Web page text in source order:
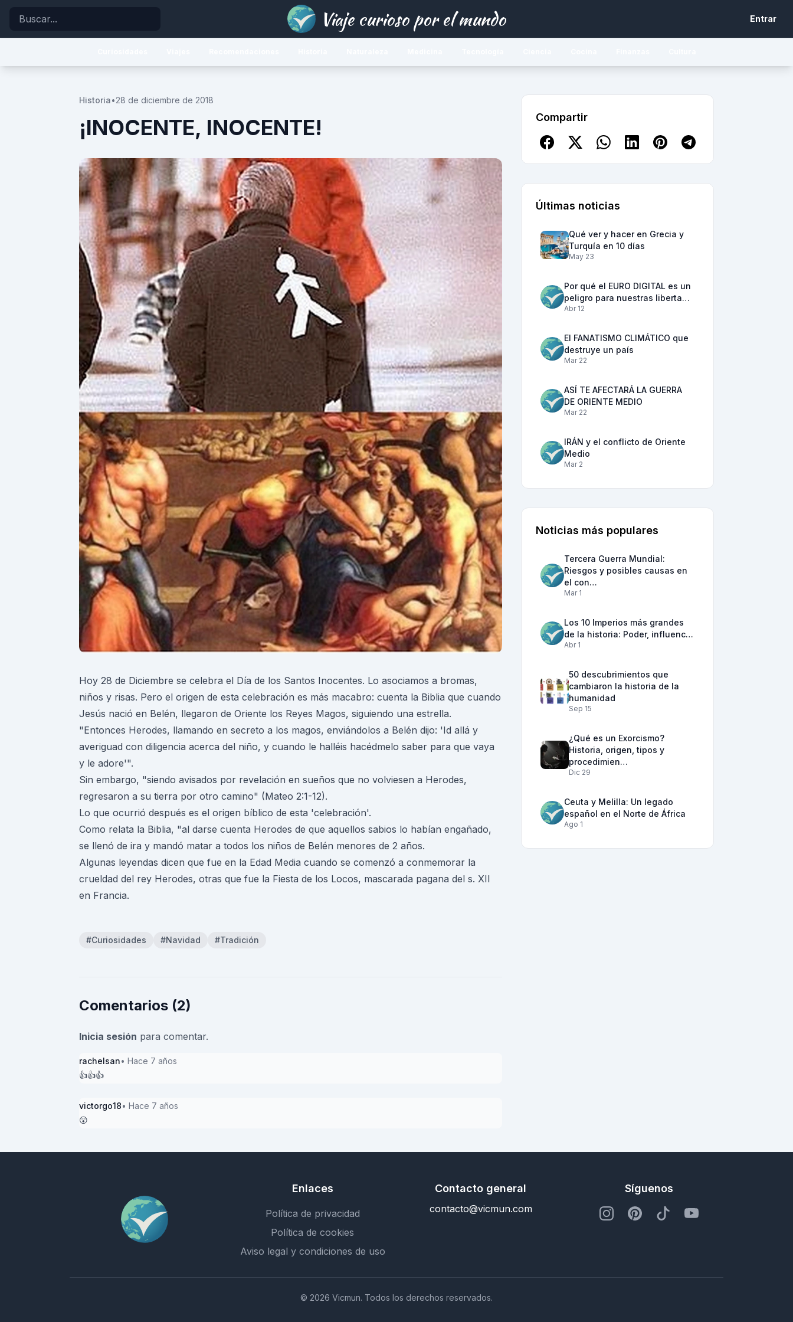
Buscar Viaje curioso por el mundo Entrar
Historia•28 de diciembre de 2018
¡INOCENTE, INOCENTE!
Hoy 28 de Diciembre se celebra el Día de los Santos Inocentes. Lo asociamos a bromas,
niños y risas. Pero el origen de esta celebración es más macabro: cuenta la Biblia que cuando
Jesús nació en Belén, llegaron de Oriente los Reyes Magos, siguiendo una estrella.
"Entonces Herodes, llamando en secreto a los magos, enviándolos a Belén dijo: 'Id allá y
averiguad con diligencia acerca del niño, y cuando le halléis hacédmelo saber para que vaya
y le adore'".
Sin embargo, "siendo avisados por revelación en sueños que no volviesen a Herodes,
regresaron a su tierra por otro camino" (Mateo 2:1-12).
Lo que ocurrió después es el origen bíblico de esta 'celebración'.
Como relata la Biblia, "al darse cuenta Herodes de que aquellos sabios lo habían engañado,
se llenó de ira y mandó matar a todos los niños de Belén menores de 2 años.
Algunas leyendas dicen que fue en la Edad Media cuando se comenzó a conmemorar la
crueldad del rey Herodes, otras que fue la Fiesta de los Locos, mascarada pagana del s. XII
en Francia.
#Curiosidades #Navidad #Tradición
Comentarios (2)
Inicia sesión para comentar.
rachelsan• Hace 7 años
👍👍👍
victorgo18• Hace 7 años
😲
Compartir
Últimas noticias
Qué ver y hacer en Grecia y
Turquía en 10 días
May 23
Por qué el EURO DIGITAL es un
peligro para nuestras liberta…
Abr 12
El FANATISMO CLIMÁTICO que
destruye un país
Mar 22
ASÍ TE AFECTARÁ LA GUERRA
DE ORIENTE MEDIO
Mar 22
IRÁN y el conflicto de Oriente
Medio
Mar 2
Noticias más populares
Tercera Guerra Mundial:
Riesgos y posibles causas en
el con…
Mar 1
Los 10 Imperios más grandes
de la historia: Poder, influenc…
Abr 1
50 descubrimientos que
cambiaron la historia de la
humanidad
Sep 15
¿Qué es un Exorcismo?
Historia, origen, tipos y
procedimien…
Dic 29
Ceuta y Melilla: Un legado
español en el Norte de África
Ago 1
Enlaces
Política de privacidad
Política de cookies
Aviso legal y condiciones de uso
Contacto general
contacto@vicmun.com
Síguenos
© 2026 Vicmun. Todos los derechos reservados.